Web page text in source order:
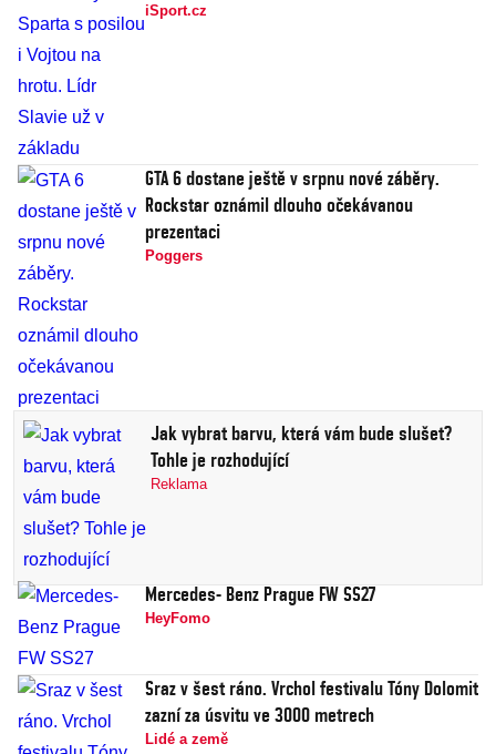
iSport.cz
GTA 6 dostane ještě v srpnu nové záběry.
Rockstar oznámil dlouho očekávanou
prezentaci
Poggers
Jak vybrat barvu, která vám bude slušet?
Tohle je rozhodující
Reklama
Mercedes- Benz Prague FW SS27
HeyFomo
Sraz v šest ráno. Vrchol festivalu Tóny Dolomit
zazní za úsvitu ve 3000 metrech
Lidé a země